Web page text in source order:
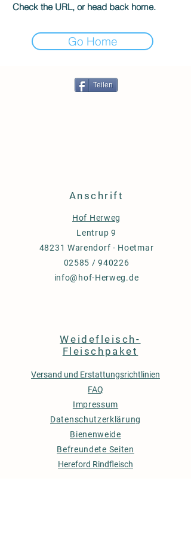
Check the URL, or head back home.
Go Home
Teilen
Anschrift
Hof Herweg
Lentrup 9
48231 Warendorf - Hoetmar
02585 / 940226
info@hof-Herweg.de
Weidefleisch-
Fleischpaket
Versand und Erstattungsrichtlinien
FAQ
Impressum
Datenschutzerklärung
Bienenweide
Befreundete Seiten
Hereford Rindfleisch